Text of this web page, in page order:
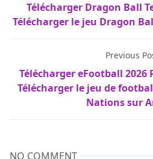
Télécharger Dragon Ball
Télécharger le jeu Dragon
Previous
Télécharger eFootball 2026
Télécharger le jeu de
Nations sur
NO COMMENT